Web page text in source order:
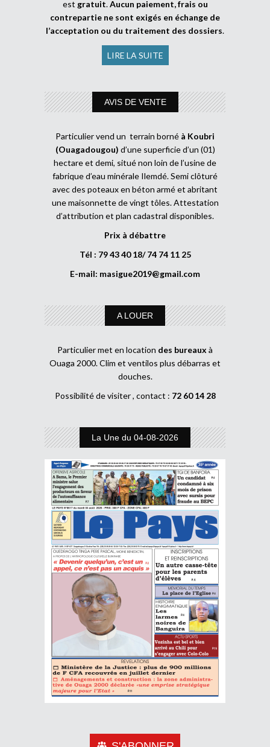
est gratuit.Aucun paiement, frais ou
contrepartie ne sont exigés en échange de
l’acceptation ou du traitement des dossiers.
LIRE LA SUITE
AVIS DE VENTE
Particulier vend un terrain borné à Koubri
(Ouagadougou) d’une superficie d’un (01)
hectare et demi, situé non loin de l’usine de
fabrique d’eau minérale Ilemdé. Semi clôturé
avec des poteaux en béton armé et abritant
une maisonnette de vingt tôles. Attestation
d’attribution et plan cadastral disponibles.
Prix à débattre
Tél : 79 43 40 18/ 74 74 11 25
E-mail: masigue2019@gmail.com
A LOUER
Particulier met en location des bureaux à
Ouaga 2000. Clim et ventilos plus débarras et
douches.
Possibilité de visiter , contact : 72 60 14 28
La Une du 04-08-2026